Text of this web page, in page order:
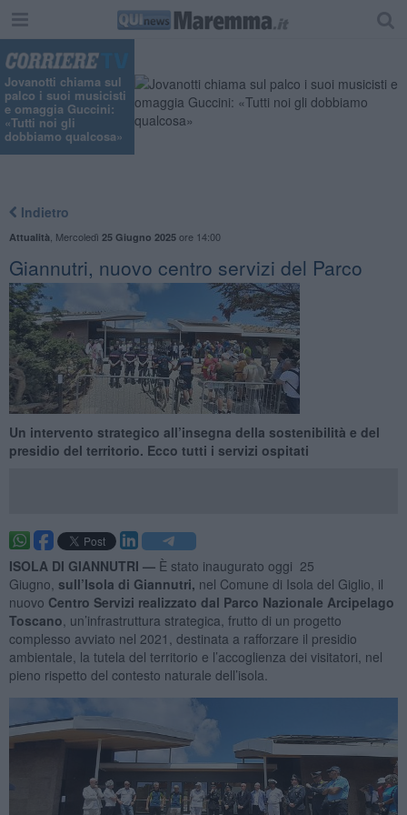
Jovanotti chiama sul
palco i suoi musicisti
e omaggia Guccini:
«Tutti noi gli
dobbiamo qualcosa»
Indietro
Attualità Mercoledì 25 Giugno 2025ore 14:00
Giannutri, nuovo centro servizi del Parco
Un intervento strategico all’insegna della sostenibilità e del
presidio del territorio. Ecco tutti i servizi ospitati
ISOLA DI GIANNUTRI — È stato inaugurato oggi 25
Giugno, sull’Isola di Giannutri, nel Comune di Isola del Giglio, il
nuovo Centro Servizi realizzato dal Parco Nazionale Arcipelago
Toscano , un’infrastruttura strategica, frutto di un progetto
complesso avviato nel 2021, destinata a rafforzare il presidio
ambientale, la tutela del territorio e l’accoglienza dei visitatori, nel
pieno rispetto del contesto naturale dell’isola.